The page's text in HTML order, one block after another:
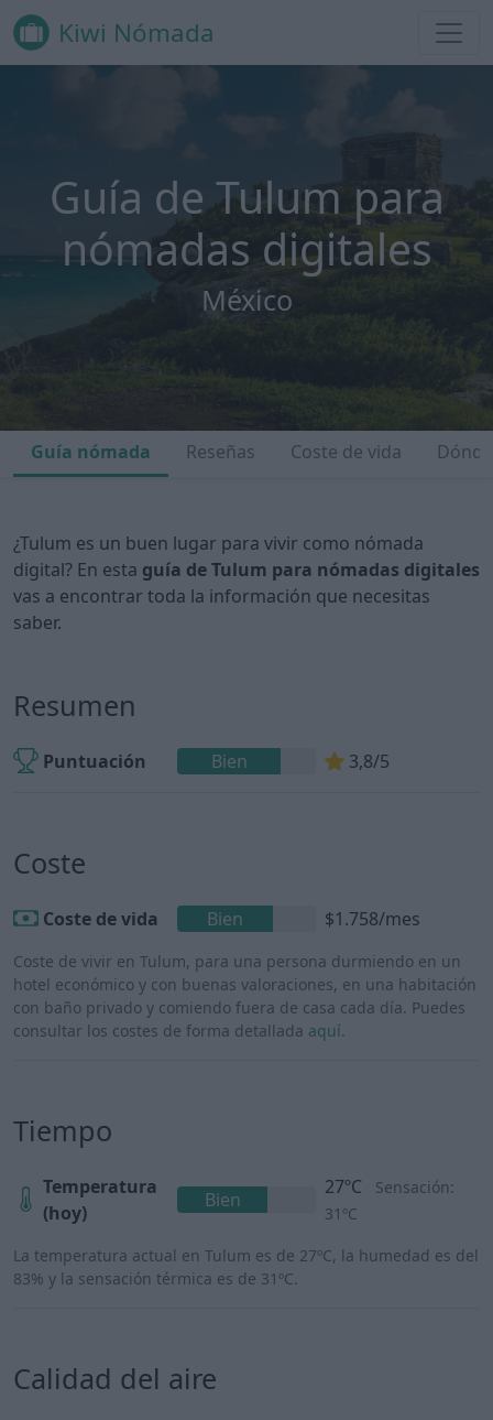
Kiwi Nómada
Guía de Tulum para
nómadas digitales
México
Guía nómada Reseñas Coste de vida
¿Tulum es un buen lugar para vivir como nómada
digital? En esta guía de Tulum para nómadas digitales
vas a encontrar toda la información que necesitas
saber.
Resumen
Puntuación Bien 3,8/5
Coste
Coste de vida Bien $1.758/mes
Coste de vivir en Tulum, para una persona durmiendo en un
hotel económico y con buenas valoraciones, en una habitación
con baño privado y comiendo fuera de casa cada día. Puedes
consultar los costes de forma detallada aquí.
Tiempo
Temperatura
(hoy)
Bien
27ºC
Sensación:
31ºC
La temperatura actual en Tulum es de 27ºC, la humedad es del
83% y la sensación térmica es de 31ºC.
Calidad del aire